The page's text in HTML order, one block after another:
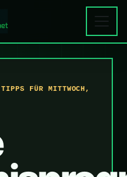
FÜR MITTWOCH,